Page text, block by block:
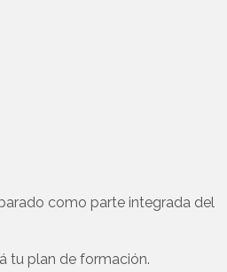
como parte integrada del
tu plan de formación.